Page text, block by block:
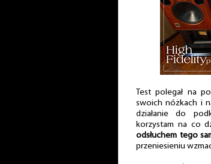
Test polegał na
swoich nóżkach i
działanie do
korzystam na co
odsłuchem tego
przeniesieniu